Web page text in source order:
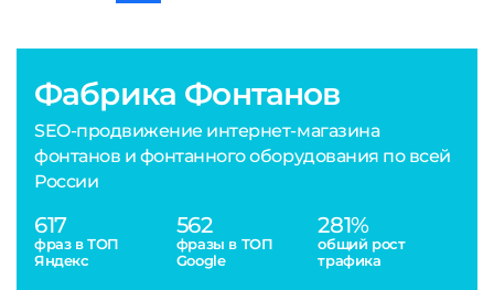
Фабрика Фонтанов
SEO-продвижение интернет-магазина
фонтанов и фонтанного оборудования по всей
России
617
фраз в ТОП
Яндекс
562
фразы в ТОП
Google
281%
общий рост
трафика